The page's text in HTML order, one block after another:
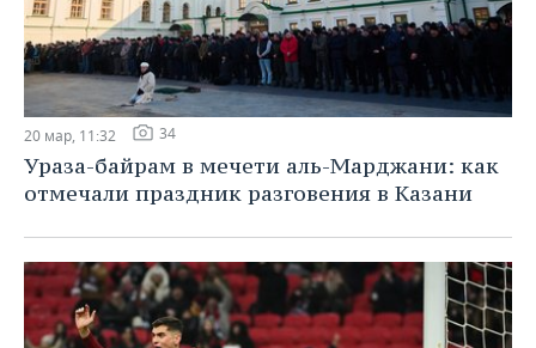
20 мар, 11:32 34
Ураза-байрам в мечети аль-Марджани: как
отмечали праздник разговения в Казани